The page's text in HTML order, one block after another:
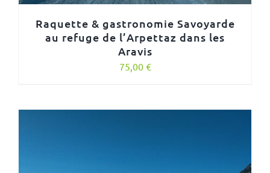
Raquette & gastronomie Savoyarde
au refuge de l’Arpettaz dans les
Aravis
75,00 €